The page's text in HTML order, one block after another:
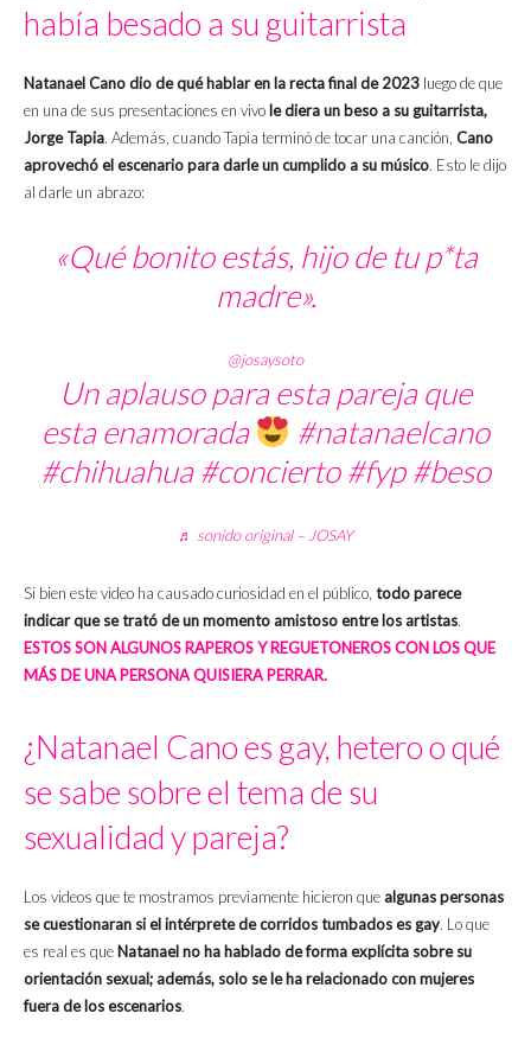
había besado a su guitarrista
Natanael Cano dio de qué hablar en la recta final de 2023 luego de que
en una de sus presentaciones en vivo le diera un beso a su guitarrista,
Jorge Tapia. Además, cuando Tapia terminó de tocar una canción, Cano
aprovechó el escenario para darle un cumplido a su músico. Esto le dijo
al darle un abrazo:
«Qué bonito estás, hijo de tu p*ta
madre».
@josaysoto
Un aplauso para esta pareja que
esta enamorada
#natanaelcano
#chihuahua #concierto #fyp #beso
♬ sonido original – JOSAY
Si bien este video ha causado curiosidad en el público, todo parece
indicar que se trató de un momento amistoso entre los artistas.
ESTOS SON ALGUNOS RAPEROS Y REGUETONEROS CON LOS QUE
MÁS DE UNA PERSONA QUISIERA PERRAR.
¿Natanael Cano es gay, hetero o qué
se sabe sobre el tema de su
sexualidad y pareja?
Los videos que te mostramos previamente hicieron que algunas personas
se cuestionaran si el intérprete de corridos tumbados es gay. Lo que
es real es que Natanael no ha hablado de forma explícita sobre su
orientación sexual; además, solo se le ha relacionado con mujeres
fuera de los escenarios.